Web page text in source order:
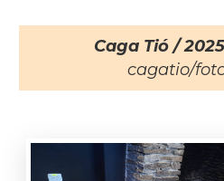
Caga Tió /
cagatio/